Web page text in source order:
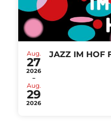
Aug.
27
2026
-
Aug.
29
2026
JAZZ IM HOF